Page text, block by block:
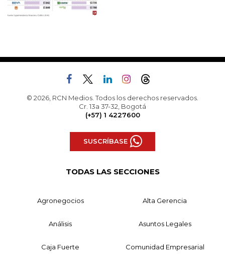
© 2026, RCN Medios. Todos los derechos reservados.
Cr. 13a 37-32, Bogotá
(+57) 1 4227600
SUSCRÍBASE
TODAS LAS SECCIONES
Agronegocios Alta Gerencia
Análisis Asuntos Legales
Caja Fuerte Comunidad Empresarial